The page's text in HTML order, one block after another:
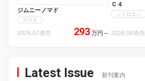
ジムニーノマド
スズキ
2026.07発売 293 万円 ～
Ｃ４
シトロエン
2026.06発売
Latest Issue 新刊案内